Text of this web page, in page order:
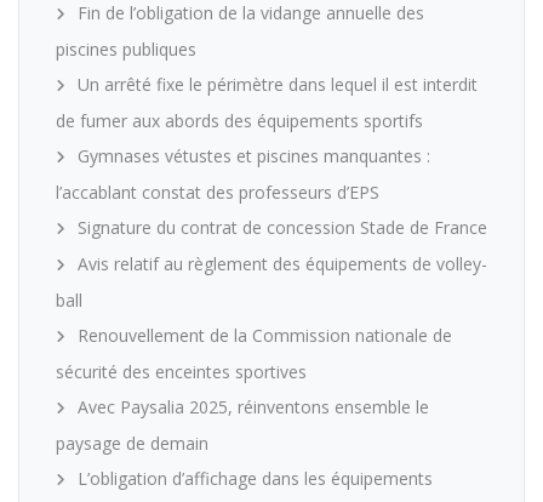
Fin de l’obligation de la vidange annuelle des
piscines publiques
Un arrêté fixe le périmètre dans lequel il est interdit
de fumer aux abords des équipements sportifs
Gymnases vétustes et piscines manquantes :
l’accablant constat des professeurs d’EPS
Signature du contrat de concession Stade de France
Avis relatif au règlement des équipements de volley-
ball
Renouvellement de la Commission nationale de
sécurité des enceintes sportives
Avec Paysalia 2025, réinventons ensemble le
paysage de demain
L’obligation d’affichage dans les équipements